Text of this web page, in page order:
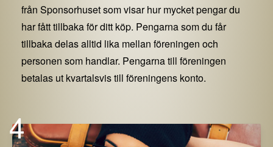
från Sponsorhuset som visar hur mycket pengar du
har fått tillbaka för ditt köp. Pengarna som du får
tillbaka delas alltid lika mellan föreningen och
personen som handlar. Pengarna till föreningen
betalas ut kvartalsvis till föreningens konto.
4